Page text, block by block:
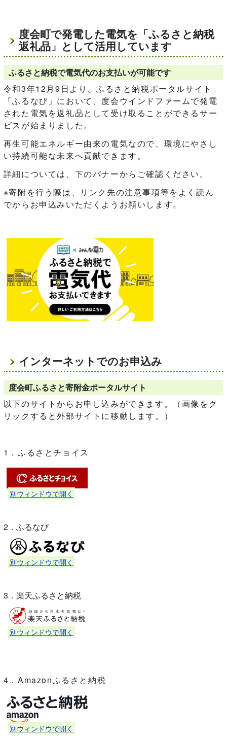
度会町で発電した電気を「ふるさと納税
返礼品」として活用しています
ふるさと納税で電気代のお支払いが可能です
令和3年12月9日より、ふるさと納税ポータルサイト
「ふるなび」において、度会ウインドファームで発電
された電気を返礼品として受け取ることができるサー
ビスが始まりました。
再生可能エネルギー由来の電気なので、環境にやさし
い持続可能な未来へ貢献できます。
詳細については、下のバナーからご確認ください。
※寄附を行う際は、リンク先の注意事項等をよく読ん
でからお申込みいただくようお願いします。
インターネットでのお申込み
度会町ふるさと寄附金ポータルサイト
以下のサイトからお申し込みができます。（画像をク
リックすると外部サイトに移動します。）
1．ふるさとチョイス
別ウィンドウで開く
2．ふるなび
別ウィンドウで開く
3．楽天ふるさと納税
別ウィンドウで開く
4．Amazonふるさと納税
別ウィンドウで開く